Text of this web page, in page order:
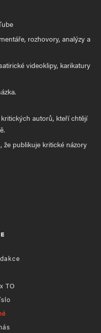
rozhovory, analýzy a
videoklipy, karikatury
autorů, kteří chtějí
publikuje kritické názory
TO